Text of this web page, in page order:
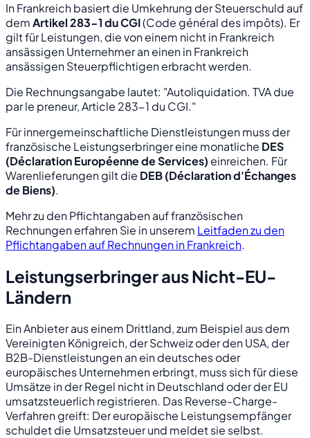
In Frankreich basiert die Umkehrung der Steuerschuld auf
demArtikel 283-1 du CGI(Code général des impôts). Er
gilt für Leistungen, die von einem nicht in Frankreich
ansässigen Unternehmer an einen in Frankreich
ansässigen Steuerpflichtigen erbracht werden.
Die Rechnungsangabe lautet: "Autoliquidation. TVA due
par le preneur, Article 283-1 du CGI."
Für innergemeinschaftliche Dienstleistungen muss der
französische Leistungserbringer eine monatliche DES
(Déclaration Européenne de Services) einreichen. Für
Warenlieferungen gilt die DEB (Déclaration d'Échanges
de Biens).
Mehr zu den Pflichtangaben auf französischen
Rechnungen erfahren Sie in unserem Leitfaden zu den
Pflichtangaben auf Rechnungen in Frankreich.
Leistungserbringer aus Nicht-EU-
Ländern
Ein Anbieter aus einem Drittland, zum Beispiel aus dem
Vereinigten Königreich, der Schweiz oder den USA, der
B2B-Dienstleistungen an ein deutsches oder
europäisches Unternehmen erbringt, muss sich für diese
Umsätze in der Regel nicht in Deutschland oder der EU
umsatzsteuerlich registrieren. Das Reverse-Charge-
Verfahren greift: Der europäische Leistungsempfänger
schuldet die Umsatzsteuer und meldet sie selbst.